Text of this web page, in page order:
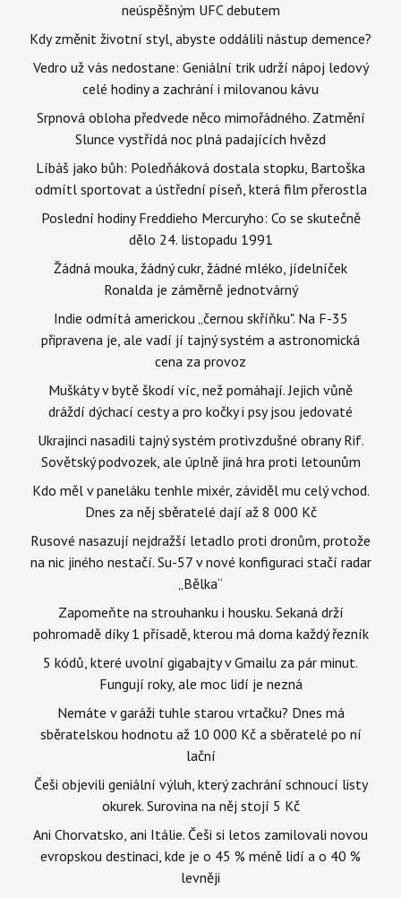
neúspěšným UFC debutem
Kdy změnit životní styl, abyste oddálili nástup demence?
Vedro už vás nedostane: Geniální trik udrží nápoj ledový
celé hodiny a zachrání i milovanou kávu
Srpnová obloha předvede něco mimořádného. Zatmění
Slunce vystřídá noc plná padajících hvězd
Líbáš jako bůh: Poledňáková dostala stopku, Bartoška
odmítl sportovat a ústřední píseň, která film přerostla
Poslední hodiny Freddieho Mercuryho: Co se skutečně
dělo 24. listopadu 1991
Žádná mouka, žádný cukr, žádné mléko, jídelníček
Ronalda je záměrně jednotvárný
Indie odmítá americkou „černou skříňku". Na F-35
připravena je, ale vadí jí tajný systém a astronomická
cena za provoz
Muškáty v bytě škodí víc, než pomáhají. Jejich vůně
dráždí dýchací cesty a pro kočky i psy jsou jedovaté
Ukrajinci nasadili tajný systém protivzdušné obrany Rif.
Sovětský podvozek, ale úplně jiná hra proti letounům
Kdo měl v paneláku tenhle mixér, záviděl mu celý vchod.
Dnes za něj sběratelé dají až 8 000 Kč
Rusové nasazují nejdražší letadlo proti dronům, protože
na nic jiného nestačí. Su-57 v nové konfiguraci stačí radar
„Bělka“
Zapomeňte na strouhanku i housku. Sekaná drží
pohromadě díky 1 přísadě, kterou má doma každý řezník
5 kódů, které uvolní gigabajty v Gmailu za pár minut.
Fungují roky, ale moc lidí je nezná
Nemáte v garáži tuhle starou vrtačku? Dnes má
sběratelskou hodnotu až 10 000 Kč a sběratelé po ní
lační
Češi objevili geniální výluh, který zachrání schnoucí listy
okurek. Surovina na něj stojí 5 Kč
Ani Chorvatsko, ani Itálie. Češi si letos zamilovali novou
evropskou destinaci, kde je o 45 % méně lidí a o 40 %
levněji